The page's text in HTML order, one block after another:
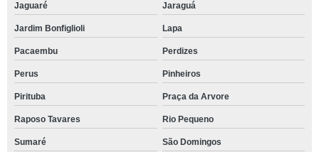
Jaguaré Jaraguá
Jardim Bonfiglioli Lapa
Pacaembu Perdizes
Perus Pinheiros
Pirituba Praça da Arvore
Raposo Tavares Rio Pequeno
Sumaré São Domingos